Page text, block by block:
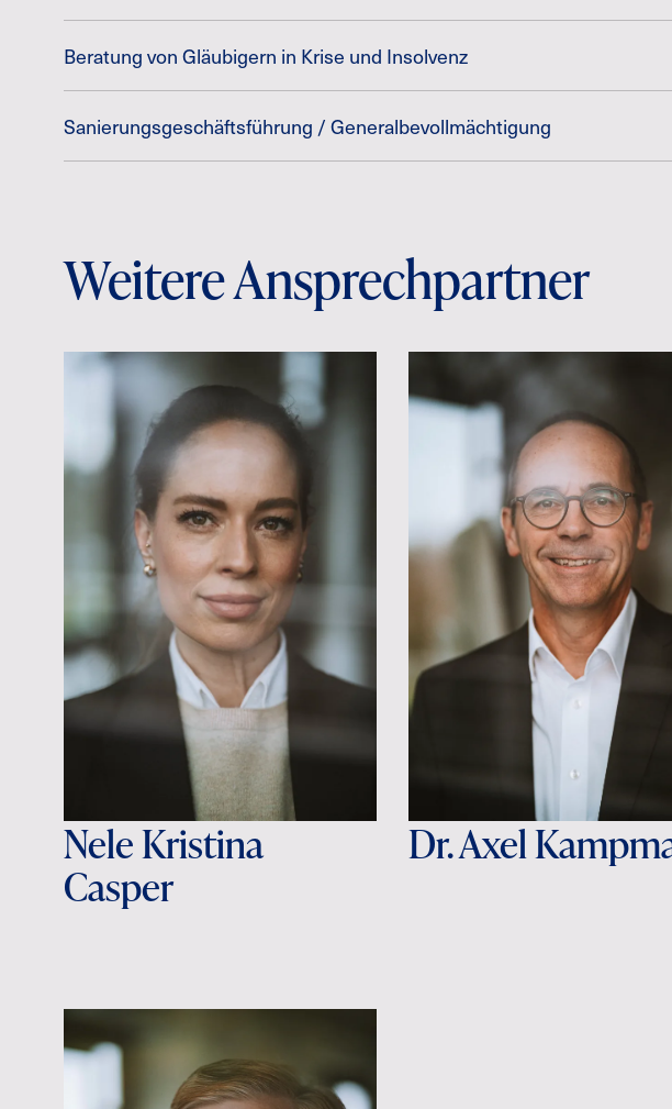
Beratung von Gläubigern in Krise und Insolvenz
Sanierungsgeschäftsführung / Generalbevollmächtigung
Weitere Ansprechpartner
Nele Kristina
Casper
Dr. Axel